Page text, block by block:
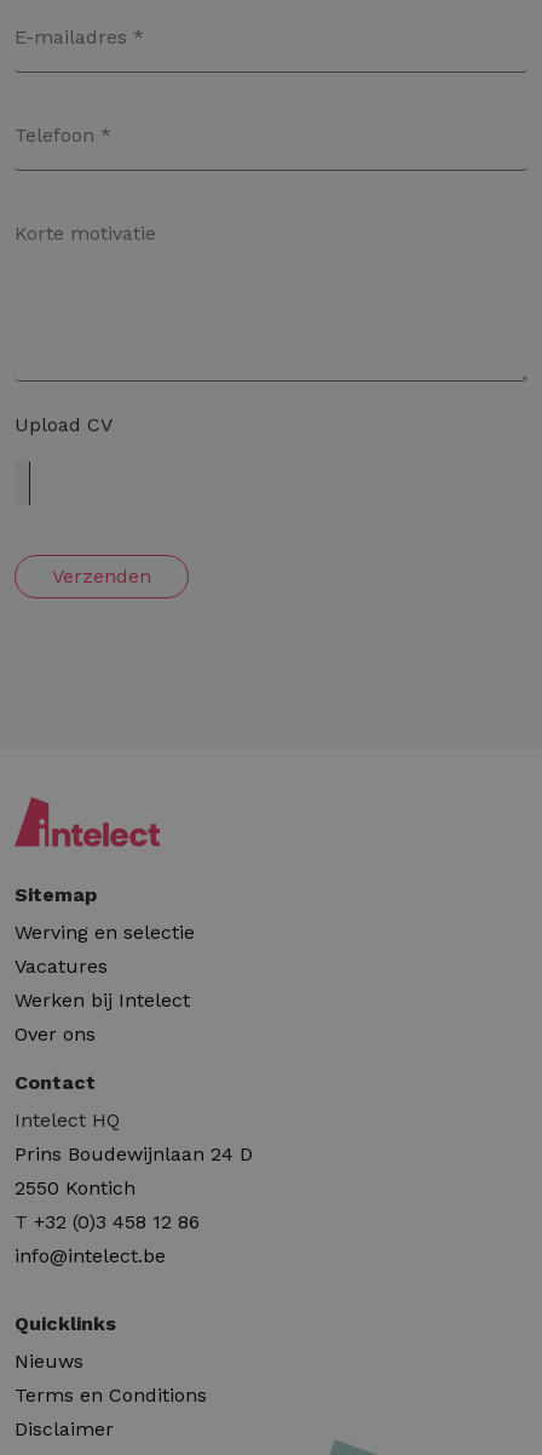
Upload CV
Verzenden
Sitemap
Werving en selectie
Vacatures
Werken bij Intelect
Over ons
Contact
Intelect HQ
Prins Boudewijnlaan 24 D
2550 Kontich
T +32 (0)3 458 12 86
info@intelect.be
Quicklinks
Nieuws
Terms en Conditions
Disclaimer